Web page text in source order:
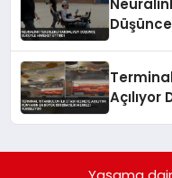
Açılıyor